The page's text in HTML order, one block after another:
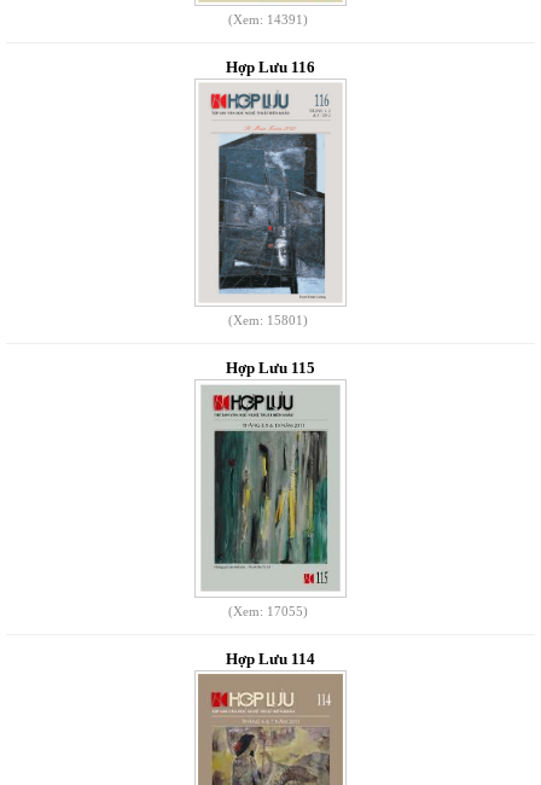
(Xem: 14391)
Hợp Lưu 116
(Xem: 15801)
Hợp Lưu 115
(Xem: 17055)
Hợp Lưu 114